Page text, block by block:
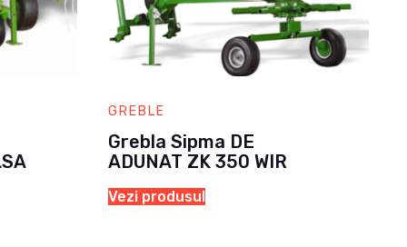
GREBLE
Grebla Sipma DE
ADUNAT ZK 350 WIR
Vezi produsul